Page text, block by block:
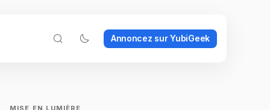
Annoncez sur YubiGeek